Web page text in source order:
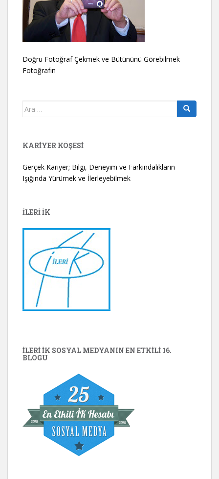
Doğru Fotoğraf Çekmek ve Bütününü Görebilmek
Fotoğrafın
Arama
KARIYER KÖŞESI
Gerçek Kariyer; Bilgi, Deneyim ve Farkındalıkların
Işığında Yürümek ve İlerleyebilmek
İLERİ İK
İLERİ İK SOSYAL MEDYANIN EN ETKILI 16.
BLOGU